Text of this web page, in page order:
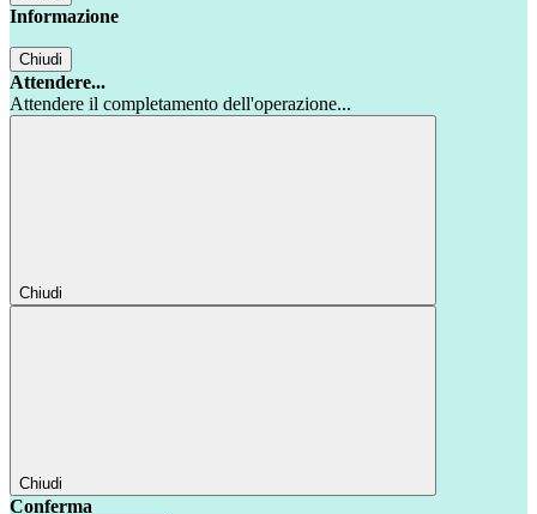
Informazione
Chiudi
Attendere...
Attendere il completamento dell'operazione...
Chiudi
Chiudi
Conferma